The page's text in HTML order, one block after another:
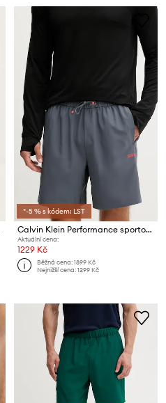
*-5 % s kódem: LST
Calvin Klein Performance sportovní šortky pánské
Aktuální cena:
1229 Kč
Běžná cena:1899 Kč
Nejnižší cena:1299 Kč